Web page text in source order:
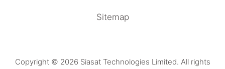
Sitemap
Copyright © 2026 Siasat Technologies Limited. All rights